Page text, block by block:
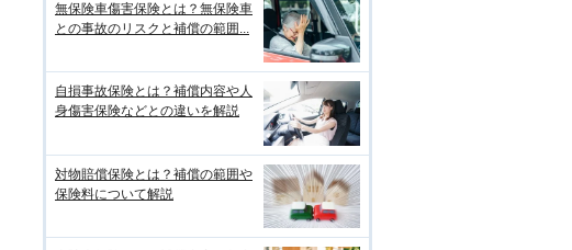
無保険車傷害保険とは？無保険車
との事故のリスクと補償の範囲...
自損事故保険とは？補償内容や人
身傷害保険などとの違いを解説
対物賠償保険とは？補償の範囲や
保険料について解説